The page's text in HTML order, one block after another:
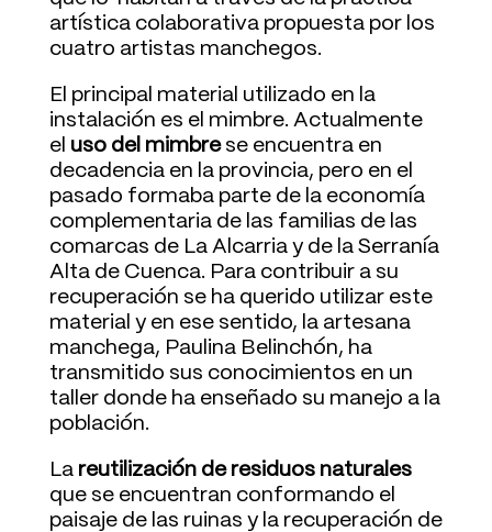
artística colaborativa propuesta por los
cuatro artistas manchegos.
El principal material utilizado en la
instalación es el mimbre. Actualmente
el uso del mimbrese encuentra en
decadencia en la provincia, pero en el
pasado formaba parte de la economía
complementaria de las familias de las
comarcas de La Alcarria y de la Serranía
Alta de Cuenca. Para contribuir a su
recuperación se ha querido utilizar este
material y en ese sentido, la artesana
manchega, Paulina Belinchón, ha
transmitido sus conocimientos en un
taller donde ha enseñado su manejo a la
población.
La reutilización de residuos naturales
que se encuentran conformando el
paisaje de las ruinas y la recuperación de